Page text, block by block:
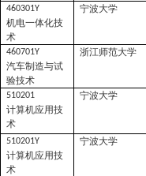
460301Y
机电一体化技
术
宁波大学
460701Y
汽车制造与试
验技术
浙江师范大学
510201
计算机应用技
术
宁波大学
510201Y
计算机应用技
术
宁波大学